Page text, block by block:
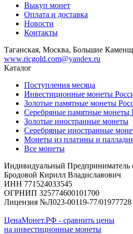
Выкуп монет
Оплата и доставка
Новости
Контакты
Таганская, Москва, Большие
www.ricgold.com@yandex.ru
Каталог
Поступления месяца
Инвестиционные монеты
Золотые памятные монеты
Серебряные памятные
Золотые иностранные монеты
Серебряные иностранные
Монеты из платины и
Все монеты
Индивидуальный
Бродовой Кирилл Владиславович
ИНН 771524033545
ОГРНИП 325774600101700
Лицензия №Л023-00119-77/01977728
ЦенаМонет.РФ - сравнить цены
на инвестиционные монеты